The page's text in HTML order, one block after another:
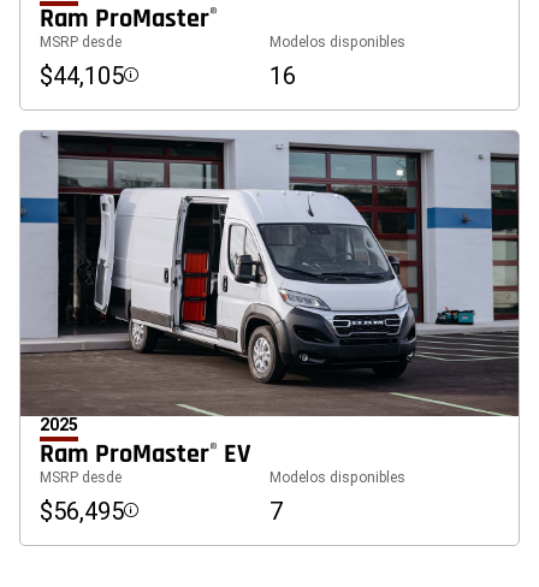
Ram ProMaster®
MSRP desde
$44,105 Disclosure
Modelos disponibles
16
2025
Ram ProMaster® EV
MSRP desde
$56,495 Disclosure
Modelos disponibles
7